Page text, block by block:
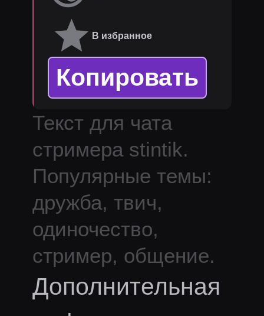
В избранное
Копировать
Текст для чата
стримера stintik.
Популярные темы:
дружба, твич,
одиночество,
стример, общение.
Дополнительная